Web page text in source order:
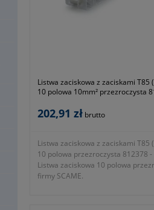
Listwa zaciskowa z zaciskami T85
10 polowa 10mm² przezroczysta
202,91 zł brutto
Listwa zaciskowa z zaciskami T85
10 polowa przezroczysta 812378 -
Listwa zaciskowa 10 polowa
firmy SCAME.